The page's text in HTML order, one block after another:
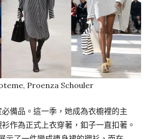
Proenza Schouler
備品。這一季，她成為衣櫥裡的主
作為正式上衣穿著，釦子一直扣著。